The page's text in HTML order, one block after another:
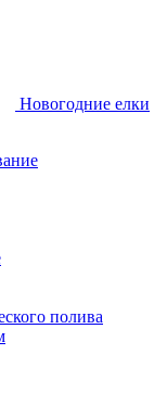
Новогодние елки
полива